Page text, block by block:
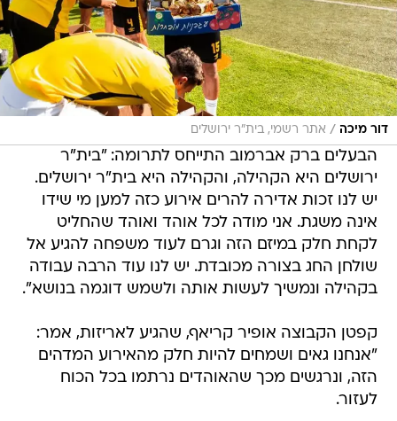
דור מיכה / אתר רשמי, בית"ר ירושלים
הבעלים ברק אברמוב התייחס לתרומה: "בית"ר
ירושלים היא הקהילה, והקהילה היא בית"ר ירושלים.
יש לנו זכות אדירה להרים אירוע כזה למען מי שידו
אינה משגת. אני מודה לכל אוהד ואוהד שהחליט
לקחת חלק במיזם הזה וגרם לעוד משפחה להגיע אל
שולחן החג בצורה מכובדת. יש לנו עוד הרבה עבודה
בקהילה ונמשיך לעשות אותה ולשמש דוגמה בנושא".
קפטן הקבוצה אופיר קריאף, שהגיע לאריזות, אמר:
"אנחנו גאים ושמחים להיות חלק מהאירוע המדהים
הזה, ונרגשים מכך שהאוהדים נרתמו בכל הכוח
לעזור.